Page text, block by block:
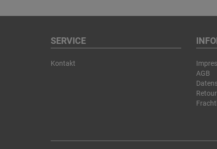
SERVICE
Kontakt
AGB